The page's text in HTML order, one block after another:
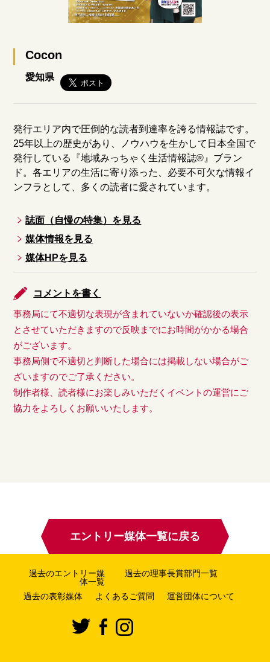
Cocon
愛知県
発行エリア内で圧倒的な読者到達率を誇る情報誌です。
25年以上の歴史があり、ノウハウを生かして日本全国で
発行している『地域みっちゃく生活情報誌®』ブラン
ド。各エリアの生活に寄り添った、必要不可欠な情報イ
ンフラとして、多くの読者に愛されています。
誌面（自慢の特集）を見る
媒体情報を見る
媒体HPを見る
コメントを書く
事務局にて不適切な表現が含まれていないか確認後の表示
とさせていただきますので反映までにお時間がかかる場合
がございます。
事務局側で不適切と判断した場合には掲載しない場合がご
ざいますのでご了承ください。
制作者様、読者様にお楽しみいただくイベントの運営にご
協力をよろしくお願いいたします。
エントリー媒体一覧に戻る
過去のエントリー媒
体一覧
過去の理事長賞部門一覧
過去の表彰媒体 よくあるご質問 運営団体について